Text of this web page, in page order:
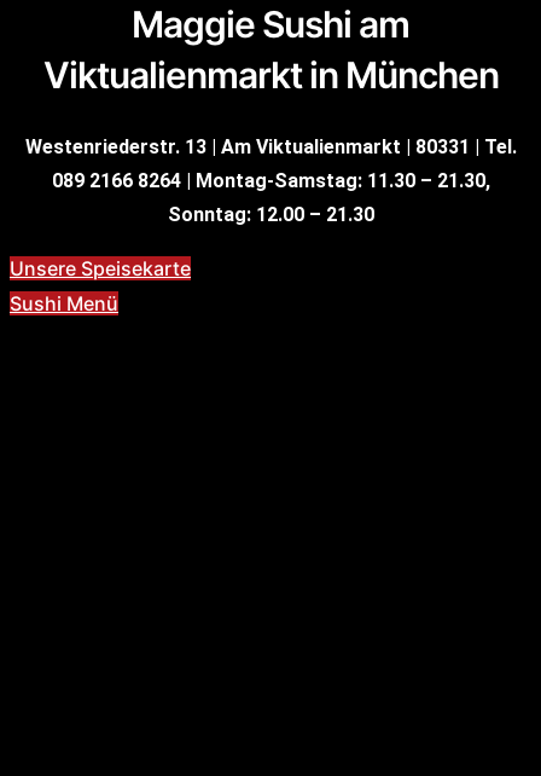
Maggie Sushi am
Viktualienmarkt in München
Westenriederstr. 13 | Am Viktualienmarkt | 80331 | Tel.
089 2166 8264 | Montag-Samstag: 11.30 – 21.30,
Sonntag: 12.00 – 21.30
Unsere Speisekarte
Sushi Menü